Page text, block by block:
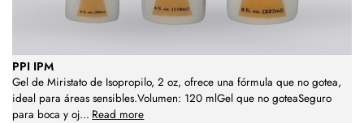
PPI IPM
Gel de Miristato de Isopropilo, 2 oz, ofrece una fórmula que no gotea,
ideal para áreas sensibles.Volumen: 120 mlGel que no goteaSeguro
para boca y oj... Read more